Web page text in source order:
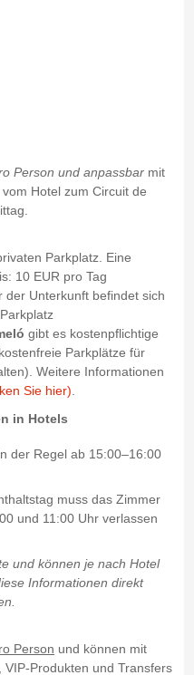
Person und anpassbarmit
Hotel zum Circuit de
Parkplatz. Eine
10 EUR pro Tag
der Unterkunft befindet sich
gibt es kostenpflichtige
Parkplätze für
Weitere Informationen
Sie hier)
in Hotels
der Regel ab 15:00–16:00
muss das Zimmer
und 11:00 Uhr verlassen
und können je nach Hotel
Informationen direkt
Person und können mit
Produkten und Transfers